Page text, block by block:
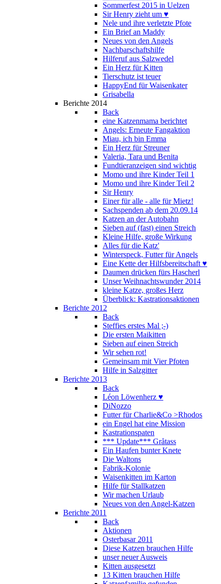
Sommerfest 2015 in Uelzen
Sir Henry zieht um ♥
Nele und ihre verletzte Pfote
Ein Brief an Maddy
Neues von den Angels
Nachbarschaftshilfe
Hilferuf aus Salzwedel
Ein Herz für Kitten
Tierschutz ist teuer
HappyEnd für Waisenkater
Grisabella
Berichte 2014
Back
eine Katzenmama berichtet
Angels: Erneute Fangaktion
Miau, ich bin Emma
Ein Herz für Streuner
Valeria, Tara und Benita
Fundtieranzeigen sind wichtig
Momo und ihre Kinder Teil 1
Momo und ihre Kinder Teil 2
Sir Henry
Einer für alle - alle für Mietz!
Sachspenden ab dem 20.09.14
Katzen an der Autobahn
Sieben auf (fast) einen Streich
Kleine Hilfe, große Wirkung
Alles für die Katz'
Winterspeck, Futter für Angels
Eine Kette der Hilfsbereitschaft ♥
Daumen drücken fürs Hascherl
Unser Weihnachtswunder 2014
kleine Katze, großes Herz
Überblick: Kastrationsaktionen
Berichte 2012
Back
Steffies erstes Mal ;-)
Die ersten Maikitten
Sieben auf einen Streich
Wir sehen rot!
Gemeinsam mit Vier Pfoten
Hilfe in Salzgitter
Berichte 2013
Back
Léon Löwenherz ♥
DiNozzo
Futter für Charlie&Co >Rhodos
ein Engel hat eine Mission
Kastrationspaten
*** Update*** Gråtass
Ein Haufen bunter Knete
Die Waltons
Fabrik-Kolonie
Waisenkitten im Karton
Hilfe für Stallkatzen
Wir machen Urlaub
Neues von den Angel-Katzen
Berichte 2011
Back
Aktionen
Osterbasar 2011
Diese Katzen brauchen Hilfe
unser neuer Ausweis
Kitten ausgesetzt
13 Kitten brauchen Hilfe